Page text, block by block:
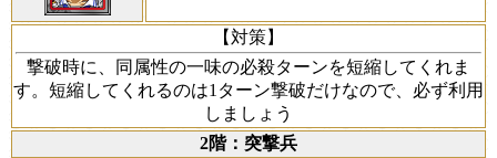
【対策】
撃破時に、同属性の一味の必殺ターンを短縮してくれま
す。短縮してくれるのは1ターン撃破だけなので、必ず利用
しましょう
2階：突撃兵